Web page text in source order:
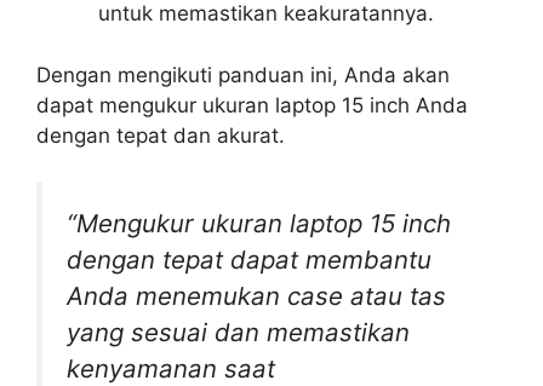
untuk memastikan keakuratannya.
Dengan mengikuti panduan ini, Anda akan
dapat mengukur ukuran laptop 15 inch Anda
dengan tepat dan akurat.
“Mengukur ukuran laptop 15 inch
dengan tepat dapat membantu
Anda menemukan case atau tas
yang sesuai dan memastikan
kenyamanan saat